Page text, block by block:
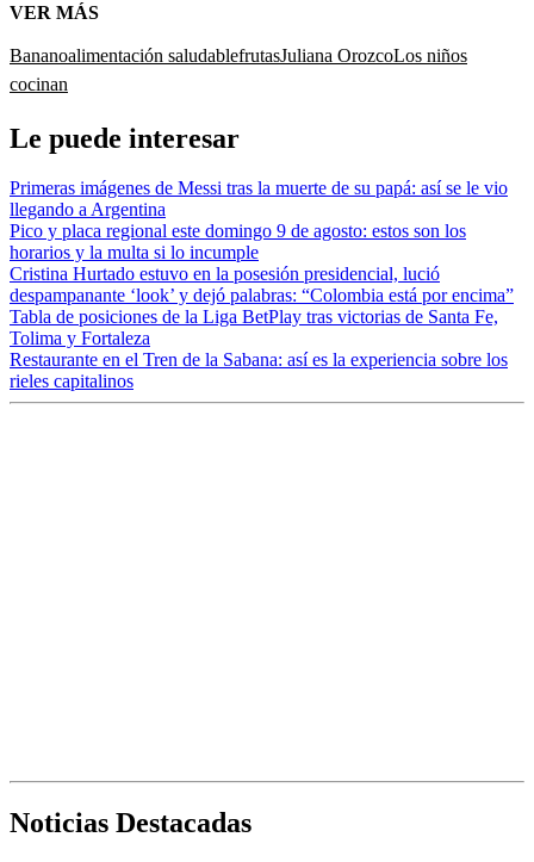
VER MÁS
Bananoalimentación saludablefrutasJuliana OrozcoLos niños
cocinan
Le puede interesar
Primeras imágenes de Messi tras la muerte de su papá: así se le vio
llegando a Argentina
Pico y placa regional este domingo 9 de agosto: estos son los
horarios y la multa si lo incumple
Cristina Hurtado estuvo en la posesión presidencial, lució
despampanante ‘look’ y dejó palabras: “Colombia está por encima”
Tabla de posiciones de la Liga BetPlay tras victorias de Santa Fe,
Tolima y Fortaleza
Restaurante en el Tren de la Sabana: así es la experiencia sobre los
rieles capitalinos
Noticias Destacadas